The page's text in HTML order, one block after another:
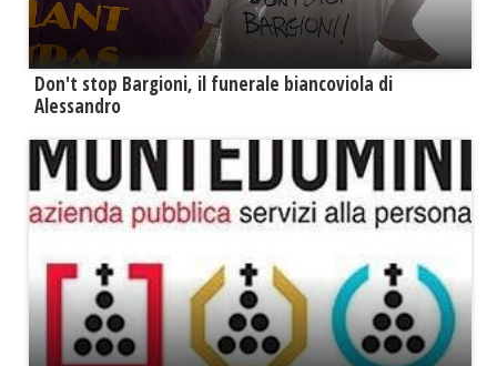
Don't stop Bargioni, il funerale biancoviola di
Alessandro